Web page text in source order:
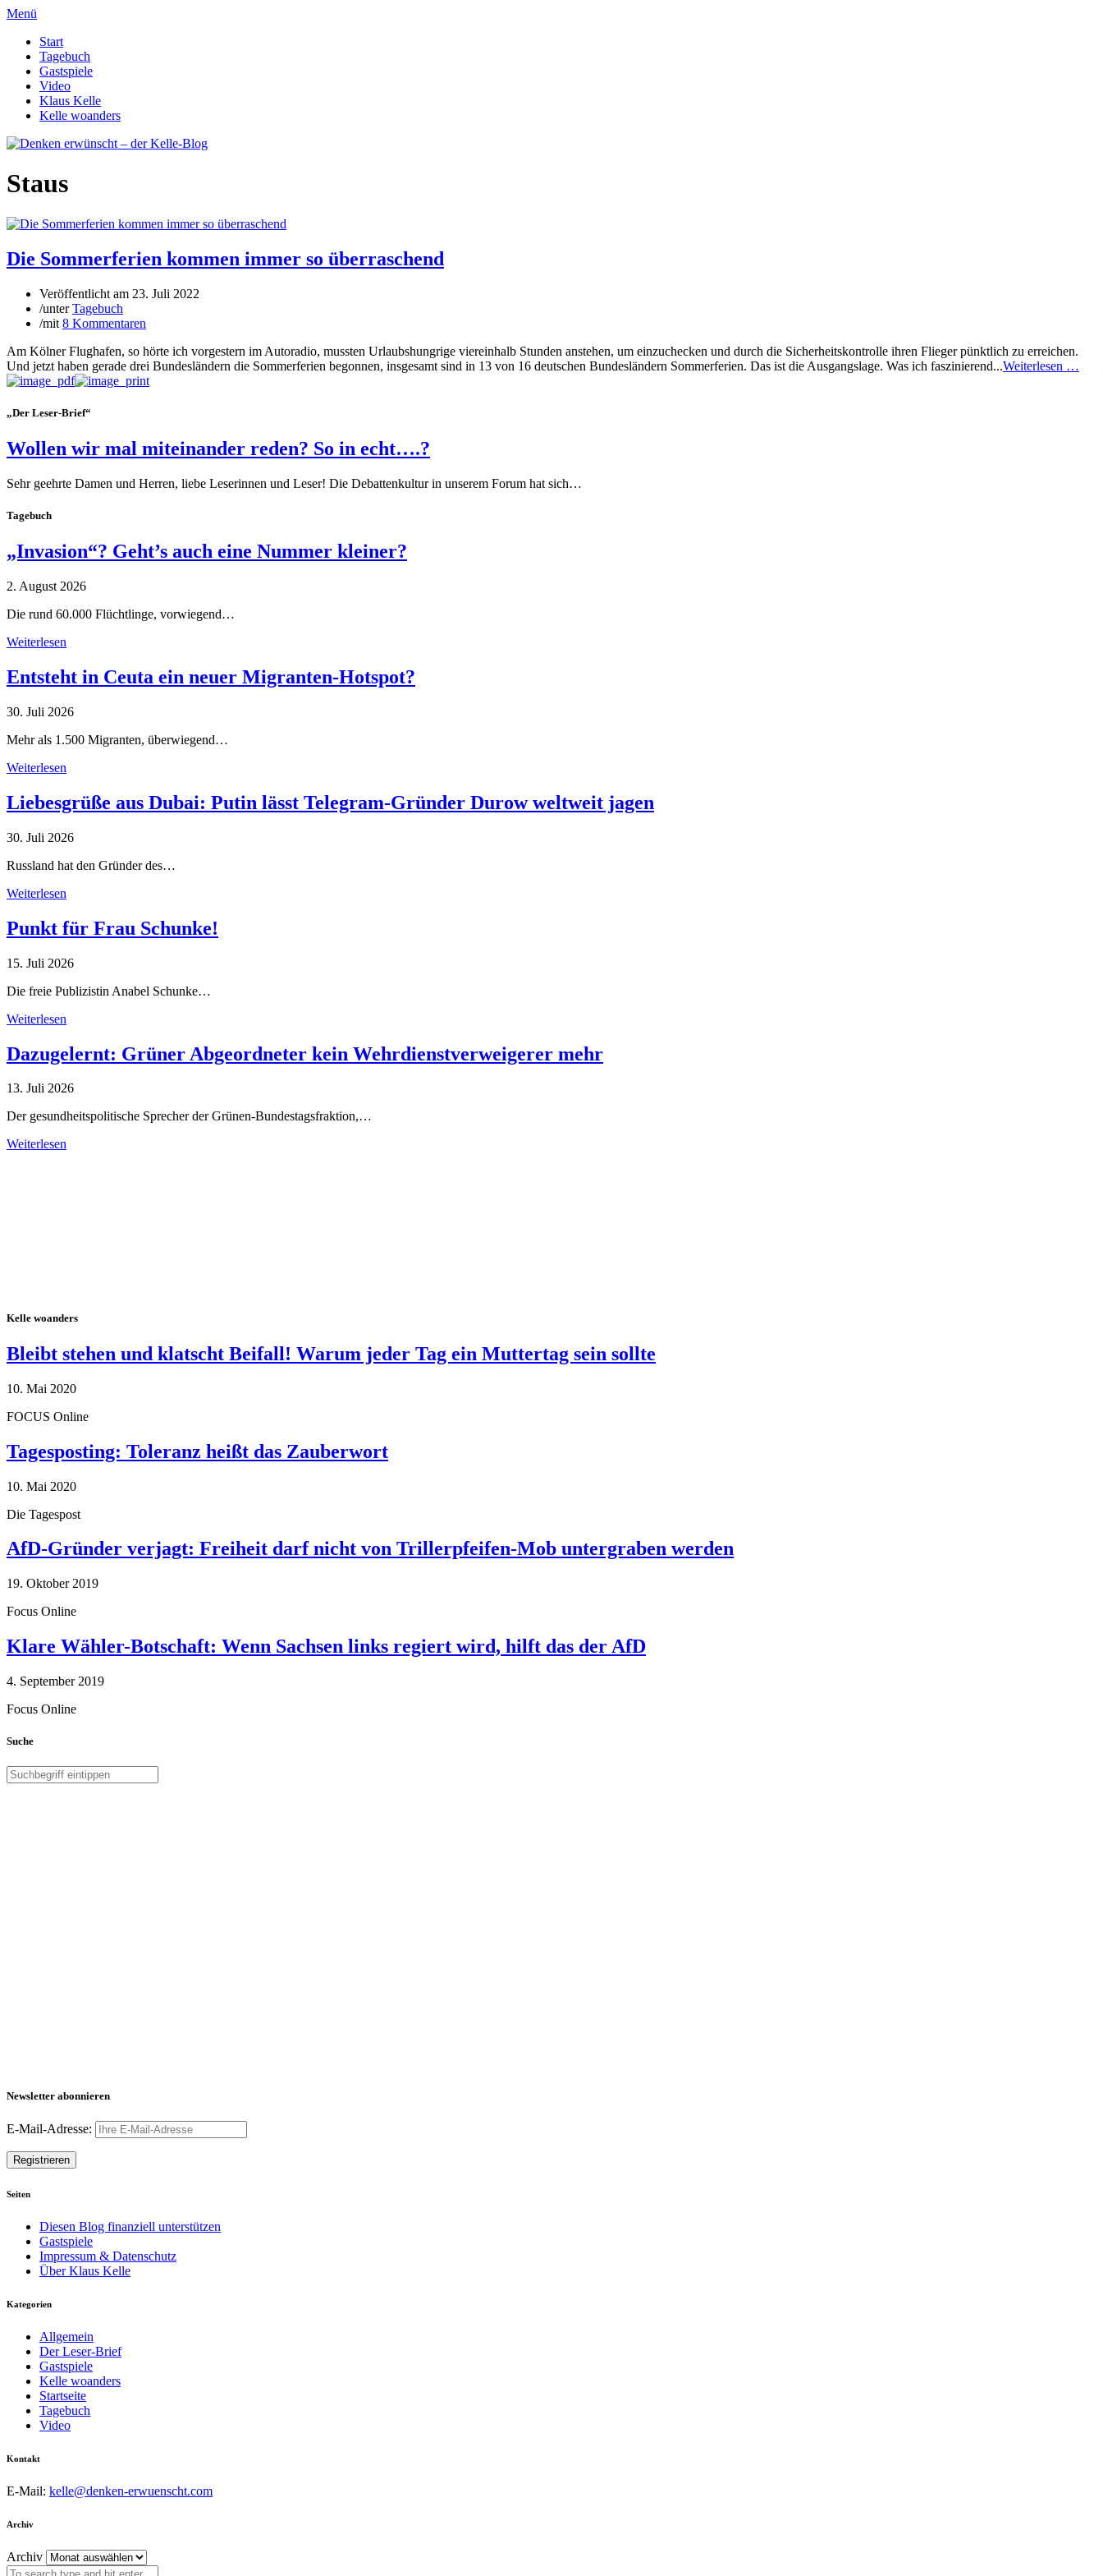
Menü
Start
Tagebuch
Gastspiele
Video
Klaus Kelle
Kelle woanders
Staus
Die Sommerferien kommen immer so überraschend
Veröffentlicht am 23. Juli 2022
/unterTagebuch
/mit 8 Kommentaren
Am Kölner Flughafen, so hörte ich vorgestern im Autoradio, mussten Urlaubshungrige viereinhalb Stunden anstehen, um einzuchecken und durch die Sicherheitskontrolle ihren Flieger pünktlich zu erreichen.
Und jetzt haben gerade drei Bundesländern die Sommerferien begonnen, insgesamt sind in 13 von 16 deutschen Bundesländern Sommerferien. Das ist die Ausgangslage. Was ich faszinierend...Weiterlesen …
„Der Leser-Brief“
Wollen wir mal miteinander reden? So in echt….?
Sehr geehrte Damen und Herren, liebe Leserinnen und Leser! Die Debattenkultur in unserem Forum hat sich…
Tagebuch
„Invasion“? Geht’s auch eine Nummer kleiner?
2. August 2026
Die rund 60.000 Flüchtlinge, vorwiegend…
Weiterlesen
Entsteht in Ceuta ein neuer Migranten-Hotspot?
30. Juli 2026
Mehr als 1.500 Migranten, überwiegend…
Weiterlesen
Liebesgrüße aus Dubai: Putin lässt Telegram-Gründer Durow weltweit jagen
30. Juli 2026
Russland hat den Gründer des…
Weiterlesen
Punkt für Frau Schunke!
15. Juli 2026
Die freie Publizistin Anabel Schunke…
Weiterlesen
Dazugelernt: Grüner Abgeordneter kein Wehrdienstverweigerer mehr
13. Juli 2026
Der gesundheitspolitische Sprecher der Grünen-Bundestagsfraktion,…
Weiterlesen
Kelle woanders
Bleibt stehen und klatscht Beifall! Warum jeder Tag ein Muttertag sein sollte
10. Mai 2020
FOCUS Online
Tagesposting: Toleranz heißt das Zauberwort
10. Mai 2020
Die Tagespost
AfD-Gründer verjagt: Freiheit darf nicht von Trillerpfeifen-Mob untergraben werden
19. Oktober 2019
Focus Online
Klare Wähler-Botschaft: Wenn Sachsen links regiert wird, hilft das der AfD
4. September 2019
Focus Online
Suche
Newsletter abonnieren
E-Mail-Adresse:
Seiten
Diesen Blog finanziell unterstützen
Gastspiele
Impressum & Datenschutz
Über Klaus Kelle
Kategorien
Allgemein
Der Leser-Brief
Gastspiele
Kelle woanders
Startseite
Tagebuch
Video
Kontakt
E-Mail: kelle@denken-erwuenscht.com
Archiv
Archiv